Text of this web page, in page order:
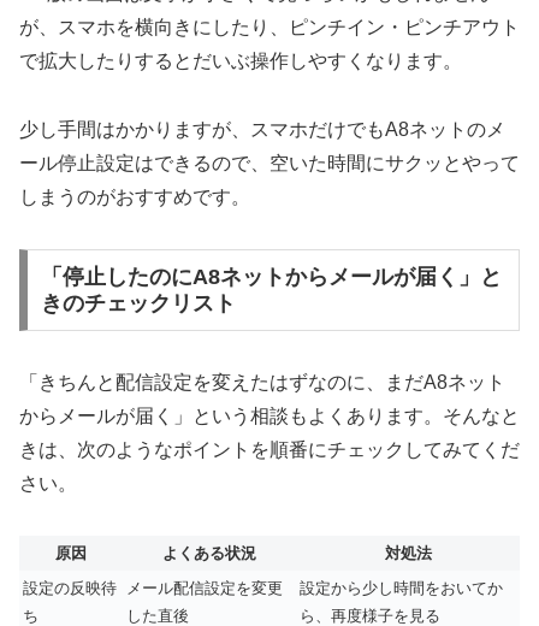
が、スマホを横向きにしたり、ピンチイン・ピンチアウト
で拡大したりするとだいぶ操作しやすくなります。
少し手間はかかりますが、スマホだけでもA8ネットのメ
ール停止設定はできるので、空いた時間にサクッとやって
しまうのがおすすめです。
「停止したのにA8ネットからメールが届く」と
きのチェックリスト
「きちんと配信設定を変えたはずなのに、まだA8ネット
からメールが届く」という相談もよくあります。そんなと
きは、次のようなポイントを順番にチェックしてみてくだ
さい。
原因 よくある状況
対処法
設定の反映待
ち
メール配信設定を変更
した直後
設定から少し時間をおいてか
ら、再度様子を見る